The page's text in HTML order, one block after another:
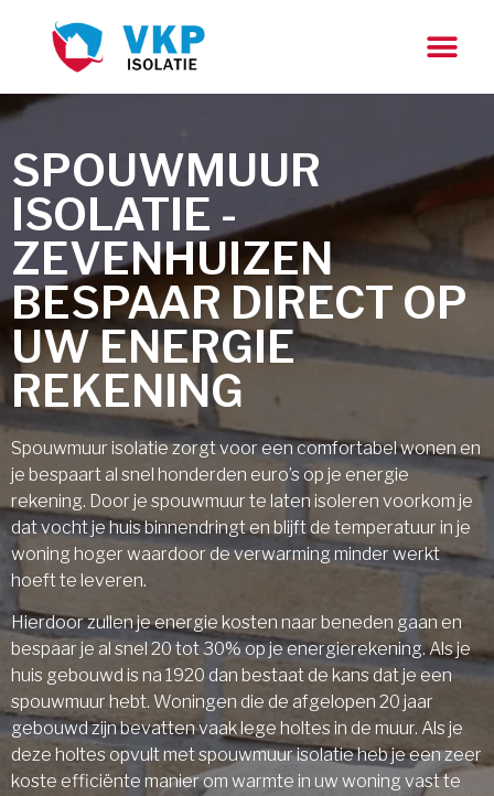
SPOUWMUUR
ISOLATIE -
ZEVENHUIZEN
BESPAAR DIRECT OP
UW ENERGIE
REKENING
Spouwmuur isolatie zorgt voor een comfortabel wonen en
je bespaart al snel honderden euro’s op je energie
rekening. Door je spouwmuur te laten isoleren voorkom je
dat vocht je huis binnendringt en blijft de temperatuur in je
woning hoger waardoor de verwarming minder werkt
hoeft te leveren.
Hierdoor zullen je energie kosten naar beneden gaan en
bespaar je al snel 20 tot 30% op je energierekening. Als je
huis gebouwd is na 1920 dan bestaat de kans dat je een
spouwmuur hebt. Woningen die de afgelopen 20 jaar
gebouwd zijn bevatten vaak lege holtes in de muur. Als je
deze holtes opvult met spouwmuur isolatie heb je een zeer
koste efficiënte manier om warmte in uw woning vast te